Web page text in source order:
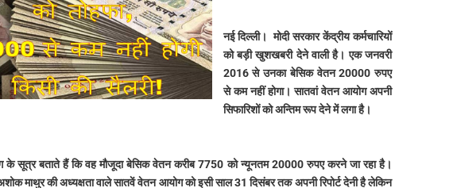
नई दिल्ली।मोदी सरकार केंद्रीय कर्मचारियों
को बड़ी खुशखबरी देने वाली है। एक जनवरी
2016 से उनका बेसिक वेतन 20000 रुपए
से कम नहीं होगा। सातवां वेतन आयोग अपनी
सिफारिशों को अन्तिम रूप देने में लगा है।
के सूत्र बताते हैं कि वह मौजूदा बेसिक वेतन करीब 7750 को न्यूनतम 20000 रुपए करने जा रहा है।
माथुर की अध्यक्षता वाले सातवें वेतन आयोग को इसी साल 31 दिसंबर तक अपनी रिपोर्ट देनी है लेकिन